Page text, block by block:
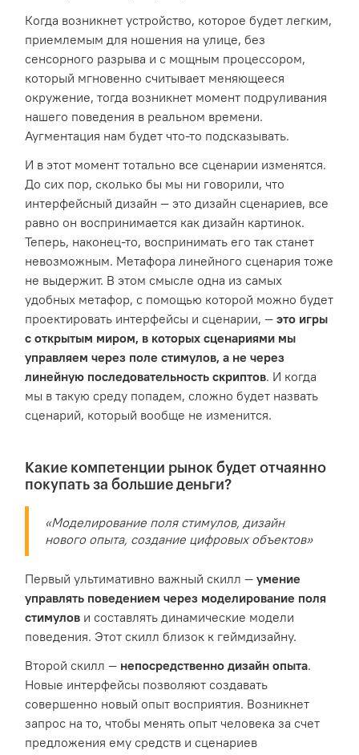
Когда возникнет устройство, которое будет легким,
приемлемым для ношения на улице, без
сенсорного разрыва и с мощным процессором,
который мгновенно считывает меняющееся
окружение, тогда возникнет момент подруливания
нашего поведения в реальном времени.
Аугментация нам будет что-то подсказывать.
И в этот момент тотально все сценарии изменятся.
До сих пор, сколько бы мы ни говорили, что
интерфейсный дизайн — это дизайн сценариев, все
равно он воспринимается как дизайн картинок.
Теперь, наконец-то, воспринимать его так станет
невозможным. Метафора линейного сценария тоже
не выдержит. В этом смысле одна из самых
удобных метафор, с помощью которой можно будет
проектировать интерфейсы и сценарии, —это игры
с открытым миром, в которых сценариями мы
управляем через поле стимулов, а не через
линейную последовательность скриптов. И когда
мы в такую среду попадем, сложно будет назвать
сценарий, который вообще не изменится.
Какие компетенции рынок будет отчаянно
покупать за большие деньги?
«Моделирование поля стимулов, дизайн
нового опыта, создание цифровых объектов»
Первый ультимативно важный скилл —умение
управлять поведением через моделирование поля
стимулов и составлять динамические модели
поведения. Этот скилл близок к геймдизайну.
Второй скилл — непосредственно дизайн опыта.
Новые интерфейсы позволяют создавать
совершенно новый опыт восприятия. Возникнет
запрос на то, чтобы менять опыт человека за счет
предложения ему средств и сценариев